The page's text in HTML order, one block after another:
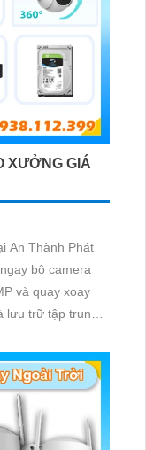
XƯỞNG GIÁ
An Thành Phát
bộ camera
và quay xoay
trữ tập trung